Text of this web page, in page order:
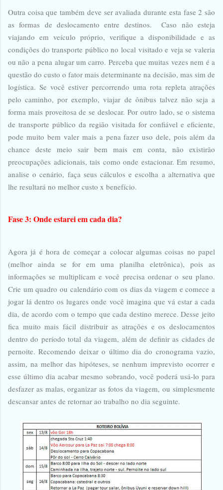
Outra coisa que também deve ser avaliada durante esta fase 2 são
as formas de deslocamento entre destinos. Caso não esteja
viajando em veículo próprio, verifique a disponibilidade e as
condições do transporte público no local visitado e veja se valeria
ou não a pena alugar um carro. Perceba que muitas vezes nem é a
questão do custo o fator mais determinante na decisão, mas sim de
logística. Se você estiver percorrendo uma rota repleta atrações
pelo caminho, por exemplo, viajar de ônibus talvez não seja a
forma mais proveitosa de se deslocar. Por outro lado, se o sistema
de transporte público da região visitada for confiável e eficiente,
pode muito bem valer mais a pena fazer uso dele, pois além da
chance deste meio sair bem mais em conta, não existirão
preocupações adicionais, tais como onde estacionar. Em resumo,
analise o cenário, faça seus cálculos e escolha a alternativa que
lhe resultará no melhor custo x benefício.
Fase 3: Onde estarei em cada dia?
Agora já é hora de começar a colocar algumas coisas no papel
(melhor ainda se for em uma planilha eletrônica), pois as
informações se multiplicam e você precisa ordenar o seu plano.
Crie um quadro ou calendário com os dias da viagem e comece a
jogar lá dentro os lugares onde você imagina que vá estar a cada
dia, de acordo com o tempo que cada destino merece. Desse jeito
fica muito mais fácil distribuir as atrações e os deslocamentos
dentro do período total da viagem, além de definir as cidades de
pernoite. Recomendo deixar o último dia do cronograma vazio,
assim, na melhor das hipóteses, se nenhum imprevisto ocorrer e
esse último dia acabar mesmo sobrando, você poderá usá-lo para
desfazer as malas, organizar as fotos da viagem, ou simplesmente
descansar antes de retornar ao trabalho no dia seguinte.